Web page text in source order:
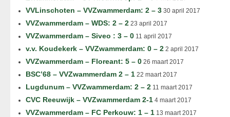
VVLinschoten – VVZwammerdam: 2 – 3 30 april 2017
VVZwammerdam – WDS: 2 – 2 23 april 2017
VVZwammerdam – Siveo : 3 – 0 11 april 2017
v.v. Koudekerk – VVZwammerdam: 0 – 2 2 april 2017
VVZwammerdam – Floreant: 5 – 0 26 maart 2017
BSC’68 – VVZwammerdam 2 – 1 22 maart 2017
Lugdunum – VVZwammerdam: 2 – 2 11 maart 2017
CVC Reeuwijk – VVZwammerdam 2-1 4 maart 2017
VVZwammerdam – FC Perkouw: 1 – 1 13 maart 2017